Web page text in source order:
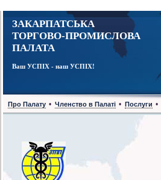
ЗАКАРПАТСЬКА
ТОРГОВО-ПРОМИСЛОВА
ПАЛАТА
Ваш УСПІХ - наш УСПІХ!
Про Палату • Членство в Палаті • Послуги •